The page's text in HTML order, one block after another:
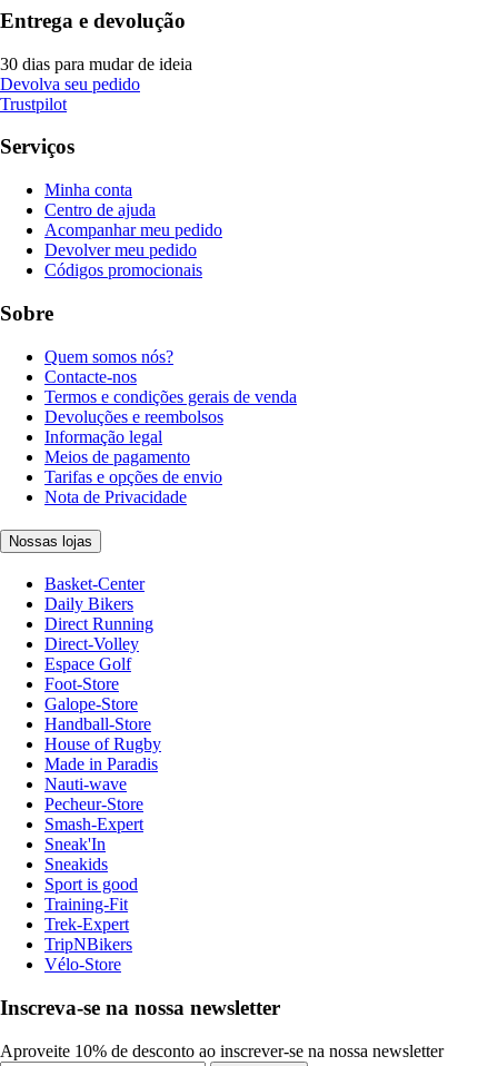
Entrega e devolução
30 dias para mudar de ideia
Devolva seu pedido
Trustpilot
Serviços
Minha conta
Centro de ajuda
Acompanhar meu pedido
Devolver meu pedido
Códigos promocionais
Sobre
Quem somos nós?
Contacte-nos
Termos e condições gerais de venda
Devoluções e reembolsos
Informação legal
Meios de pagamento
Tarifas e opções de envio
Nota de Privacidade
Nossas lojas
Basket-Center
Daily Bikers
Direct Running
Direct-Volley
Espace Golf
Foot-Store
Galope-Store
Handball-Store
House of Rugby
Made in Paradis
Nauti-wave
Pecheur-Store
Smash-Expert
Sneak'In
Sneakids
Sport is good
Training-Fit
Trek-Expert
TripNBikers
Vélo-Store
Inscreva-se na nossa newsletter
Aproveite 10% de desconto ao inscrever-se na nossa newsletter